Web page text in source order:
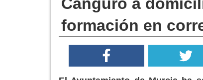
formación en